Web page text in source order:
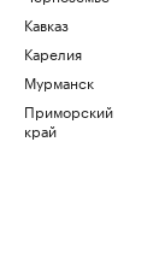
Кавказ
Карелия
Мурманск
Приморский
край